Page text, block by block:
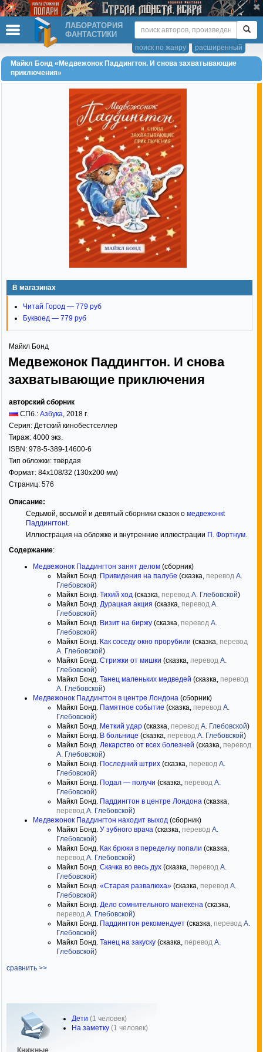
ЛАБОРАТОРИЯ
ФАНТАСТИКИ
расширенный
поиск по жанру
Майкл Бонд «Медвежонок Паддингтон. И снова захватывающие
приключения»
В магазинах
Читай Город — 779 руб
Буквоед — 779 руб
Майкл Бонд
Медвежонок Паддингтон. И снова
захватывающие приключения
авторский сборник
СПб.: Азбука, 2018 г.
Серия: Детский кинобестселлер
Тираж: 4000 экз.
ISBN: 978-5-389-14600-6
Тип обложки: твёрдая
Формат: 84x108/32 (130x200 мм)
Страниц: 576
Описание:
Седьмой, восьмой и девятый сборники сказок о медвежонкt
Паддингтонt.
Иллюстрация на обложке и внутренние иллюстрации П. Фортнум.
Содержание:
Медвежонок Паддингтон занят делом (сборник)
Майкл Бонд. Привидения на палубе (сказка, перевод А.
Глебовской)
Майкл Бонд. Тихий ход (сказка, перевод А. Глебовской)
Майкл Бонд. Дурацкая акция (сказка, перевод А.
Глебовской)
Майкл Бонд. Визит на биржу (сказка, перевод А.
Глебовской)
Майкл Бонд. Как соседу окно прорубили (сказка, перевод
А. Глебовской)
Майкл Бонд. Стрижки от мишки (сказка, перевод А.
Глебовской)
Майкл Бонд. Танец маленьких медведей (сказка, перевод
А. Глебовской)
Медвежонок Паддингтон в центре Лондона (сборник)
Майкл Бонд. Памятное событие (сказка, перевод А.
Глебовской)
Майкл Бонд. Меткий удар (сказка, перевод А. Глебовской)
Майкл Бонд. В больнице (сказка, перевод А. Глебовской)
Майкл Бонд. Лекарство от всех болезней (сказка, перевод
А. Глебовской)
Майкл Бонд. Последний штрих (сказка, перевод А.
Глебовской)
Майкл Бонд. Подал — получи (сказка, перевод А.
Глебовской)
Майкл Бонд. Паддингтон в центре Лондона (сказка,
перевод А. Глебовской)
Медвежонок Паддингтон находит выход (сборник)
Майкл Бонд. У зубного врача (сказка, перевод А.
Глебовской)
Майкл Бонд. Как брюки в переделку попали (сказка,
перевод А. Глебовской)
Майкл Бонд. Скачка во весь дух (сказка, перевод А.
Глебовской)
Майкл Бонд. «Старая развалюха» (сказка, перевод А.
Глебовской)
Майкл Бонд. Дело сомнительного манекена (сказка,
перевод А. Глебовской)
Майкл Бонд. Паддингтон рекомендует (сказка, перевод А.
Глебовской)
Майкл Бонд. Танец на закуску (сказка, перевод А.
Глебовской)
сравнить >>
Книжные
Дети (1 человек)
На заметку (1 человек)